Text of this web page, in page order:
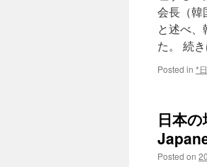
会長（韓
と述べ
た。 続
Posted in *
日本
Posted on